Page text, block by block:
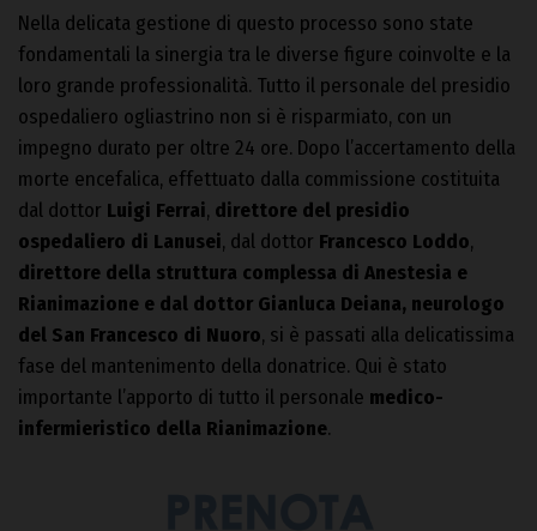
Nella delicata gestione di questo processo sono state
fondamentali la sinergia tra le diverse figure coinvolte e la
loro grande professionalità. Tutto il personale del presidio
ospedaliero ogliastrino non si è risparmiato, con un
impegno durato per oltre 24 ore. Dopo l’accertamento della
morte encefalica, effettuato dalla commissione costituita
dal dottor Luigi Ferrai, direttore del presidio
ospedaliero di Lanusei, dal dottor Francesco Loddo,
direttore della struttura complessa di Anestesia e
Rianimazione e dal dottor Gianluca Deiana, neurologo
del San Francesco di Nuoro, si è passati alla delicatissima
fase del mantenimento della donatrice. Qui è stato
importante l’apporto di tutto il personale medico-
infermieristico della Rianimazione.